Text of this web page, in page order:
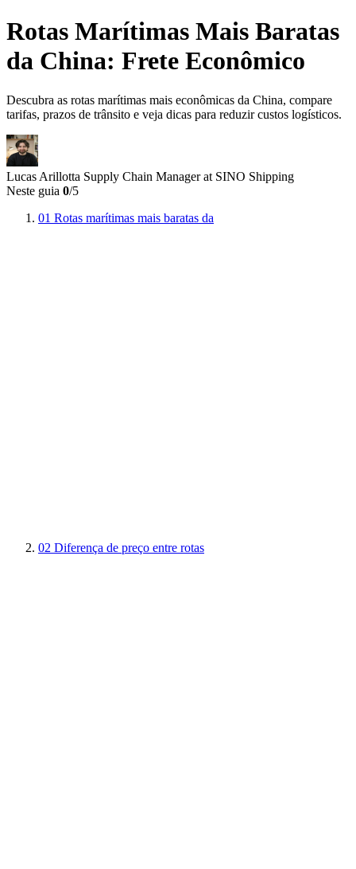
Rotas Marítimas Mais Baratas
da China: Frete Econômico
Descubra as rotas marítimas mais econômicas da China, compare
tarifas, prazos de trânsito e veja dicas para reduzir custos logísticos.
Lucas Arillotta Supply Chain Manager at SINO Shipping
Neste guia 0/5
01 Rotas marítimas mais baratas da
02 Diferença de preço entre rotas